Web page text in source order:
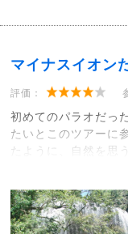
マイナスイオン
評価：
初めてのパラオだっ
たいとこのツアーに
たように、自然を思